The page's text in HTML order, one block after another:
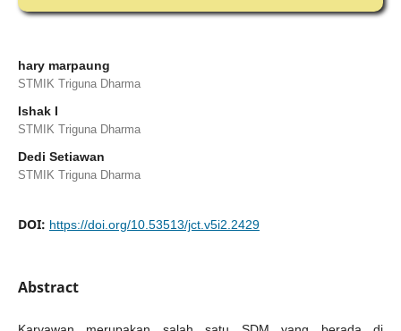
hary marpaung
STMIK Triguna Dharma
Ishak I
STMIK Triguna Dharma
Dedi Setiawan
STMIK Triguna Dharma
DOI: https://doi.org/10.53513/jct.v5i2.2429
Abstract